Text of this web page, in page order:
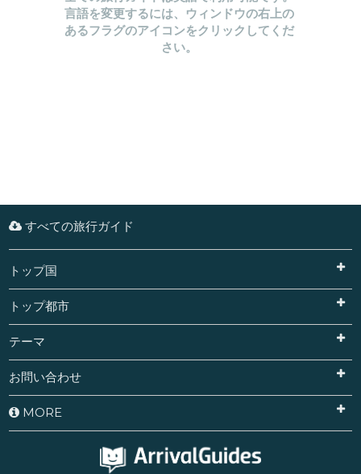
言語を変更するには、ウィンドウの右上の
あるフラグのアイコンをクリックしてくだ
さい。
すべての旅行ガイド
トップ国
トップ都市
テーマ
お問い合わせ
MORE